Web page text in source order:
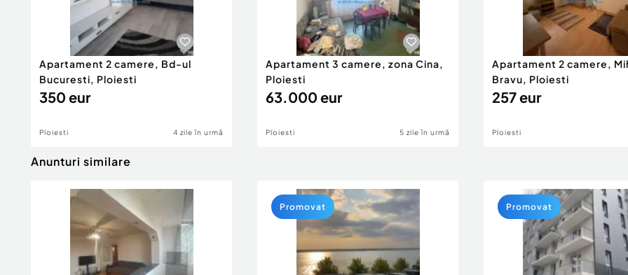
Apartament 2 camere, Bd-ul
Bucuresti, Ploiesti
350 eur
Ploiesti 4 zile în urmă
Apartament 3 camere, zona Cina,
Ploiesti
63.000 eur
Ploiesti 5 zile în urmă
Apartament 2 camere,
Bravu, Ploiesti
257 eur
Ploiesti
Anunturi similare
Promovat Promovat